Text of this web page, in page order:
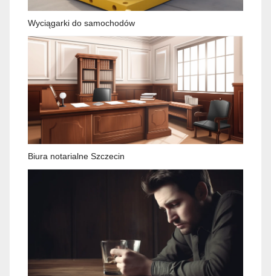
Wyciągarki do samochodów
Biura notarialne Szczecin